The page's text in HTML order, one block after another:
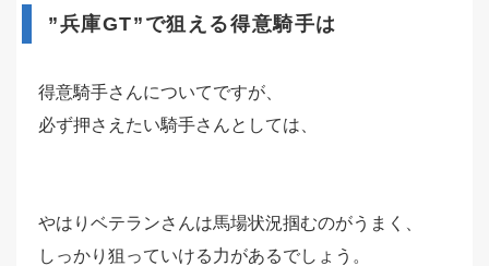
”兵庫GT”で狙える得意騎手は
得意騎手さんについてですが、
必ず押さえたい騎手さんとしては、
やはりベテランさんは馬場状況掴むのがうまく、
しっかり狙っていける力があるでしょう。